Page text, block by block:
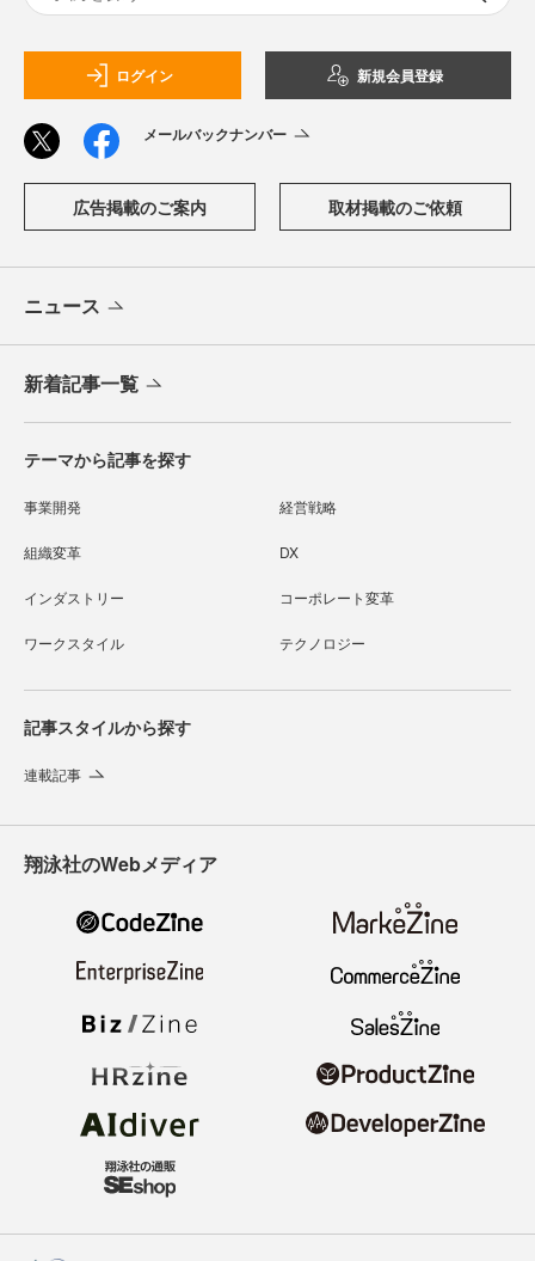
ログイン 新規会員登録
メールバックナンバー
広告掲載のご案内 取材掲載のご依頼
ニュース
新着記事一覧
テーマから記事を探す
事業開発 経営戦略
組織変革 DX
インダストリー コーポレート変革
ワークスタイル テクノロジー
記事スタイルから探す
連載記事
翔泳社のWebメディア